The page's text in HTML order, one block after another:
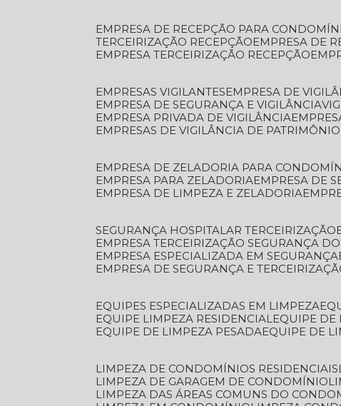
EMPRESA DE RECEPÇÃO PARA
TERCEIRIZAÇÃO RECEPÇÃO
EMPRESA DE
EMPRESA TERCEIRIZAÇÃO RECEPÇÃO
EMPRESAS VIGILANTES
EMPRESA DE
EMPRESA DE SEGURANÇA E VIGILÂNCIA
EMPRESA PRIVADA DE VIGILÂNCIA
EMPRESAS DE VIGILÂNCIA DE PATRIMÔNIO
EMPRESA DE ZELADORIA PARA
EMPRESA PARA ZELADORIA
EMPRESA DE
EMPRESA DE LIMPEZA E ZELADORIA
SEGURANÇA HOSPITALAR TERCEIRIZAÇÃO
EMPRESA TERCEIRIZAÇÃO SEGURANÇA
EMPRESA ESPECIALIZADA EM SEGURANÇA
EMPRESA DE SEGURANÇA E
EQUIPES ESPECIALIZADAS EM LIMPEZA
EQUIPE LIMPEZA RESIDENCIAL EQUIPE
EQUIPE DE LIMPEZA PESADA EQUIPE DE
LIMPEZA DE CONDOMÍNIOS RESIDENCIAIS
LIMPEZA DE GARAGEM DE CONDOMÍNIO
LIMPEZA DAS ÁREAS COMUNS DO